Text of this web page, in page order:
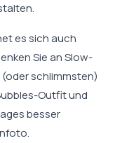
es sich auch
Sie an Slow-
schlimmsten)
Outfit und
besser